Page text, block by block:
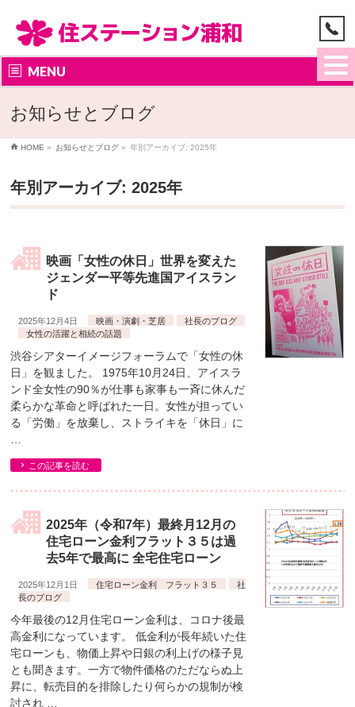
MENU
お知らせとブログ
HOME » お知らせとブログ » 年別アーカイブ: 2025年
年別アーカイブ: 2025年
映画「女性の休日」世界を変えた
ジェンダー平等先進国アイスラン
ド
2025年12月4日 映画・演劇・芝居
社長のブログ
女性の活躍と相続の話題
渋谷シアターイメージフォーラムで「女性の休
日」を観ました。 1975年10月24日、アイスラ
ンド全女性の90％が仕事も家事も一斉に休んだ
柔らかな革命と呼ばれた一日。女性が担ってい
る「労働」を放棄し、ストライキを「休日」に
この記事を読む
2025年（令和7年）最終月12月の
住宅ローン金利フラット３５は過
去5年で最高に 全宅住宅ローン
2025年12月1日 住宅ローン金利 フラット３５
社
長のブログ
今年最後の12月住宅ローン金利は、コロナ後最
高金利になっています。 低金利が長年続いた住
宅ローンも、物価上昇や日銀の利上げの様子見
とも聞きます。一方で物件価格のただならぬ上
昇に、転売目的を排除したり何らかの規制が検
討され …